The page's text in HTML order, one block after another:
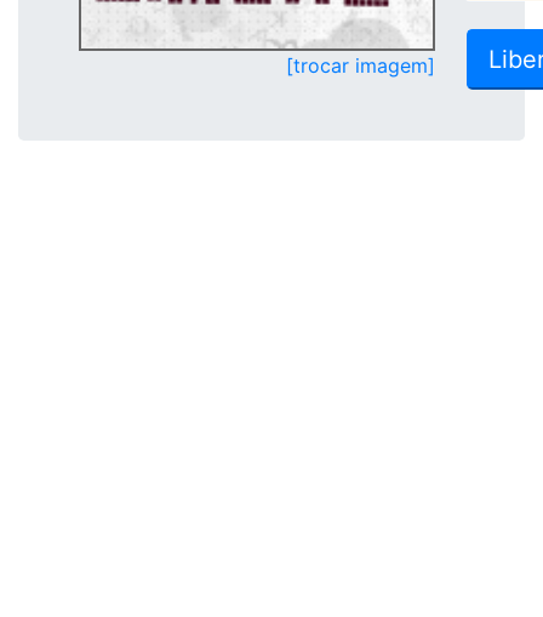
[trocar imagem]